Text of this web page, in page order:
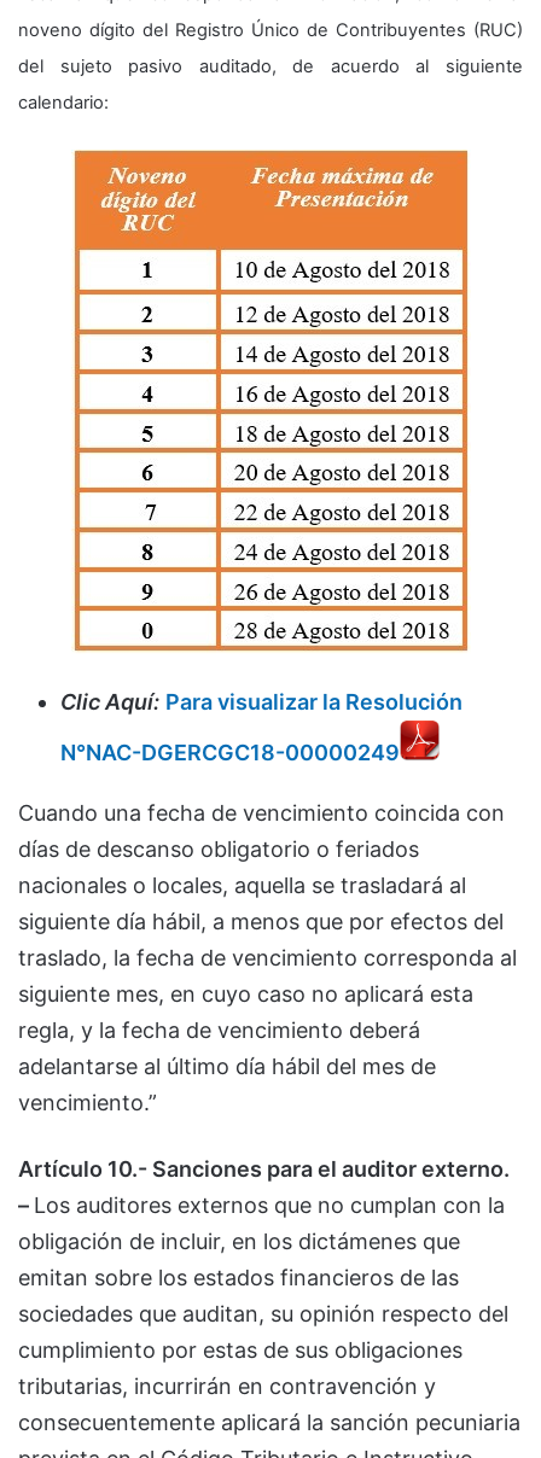
noveno dígito del Registro Único de Contribuyentes (RUC)
del sujeto pasivo auditado, de acuerdo al siguiente
calendario:
Clic Aquí: Para visualizar la Resolución
N°NAC-DGERCGC18-00000249
Cuando una fecha de vencimiento coincida con
días de descanso obligatorio o feriados
nacionales o locales, aquella se trasladará al
siguiente día hábil, a menos que por efectos del
traslado, la fecha de vencimiento corresponda al
siguiente mes, en cuyo caso no aplicará esta
regla, y la fecha de vencimiento deberá
adelantarse al último día hábil del mes de
vencimiento.”
Artículo 10.- Sanciones para el auditor externo.
– Los auditores externos que no cumplan con la
obligación de incluir, en los dictámenes que
emitan sobre los estados financieros de las
sociedades que auditan, su opinión respecto del
cumplimiento por estas de sus obligaciones
tributarias, incurrirán en contravención y
consecuentemente aplicará la sanción pecuniaria